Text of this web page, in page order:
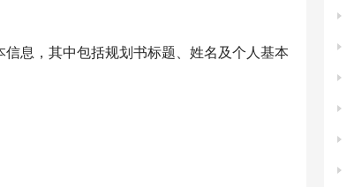
息，其中包括规划书标题、姓名及个人基本